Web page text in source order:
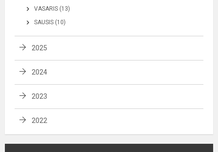
VASARIS (13)
SAUSIS (10)
2025
2024
2023
2022